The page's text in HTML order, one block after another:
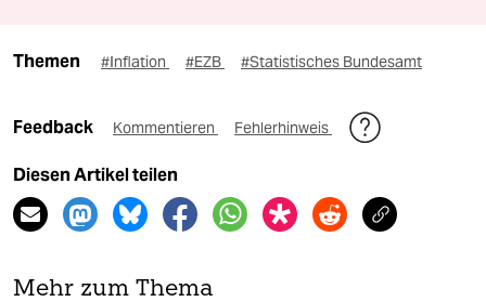
Themen #Inflation #EZB #Statistisches Bundesamt
Feedback Kommentieren Fehlerhinweis
Diesen Artikel teilen
Mehr zum Thema